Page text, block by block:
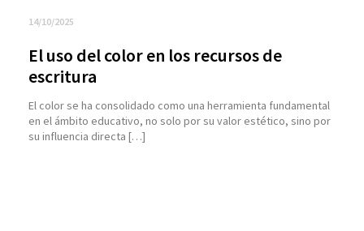
14/10/2025
El uso del color en los recursos de
escritura
El color se ha consolidado como una herramienta fundamental
en el ámbito educativo, no solo por su valor estético, sino por
su influencia directa […]